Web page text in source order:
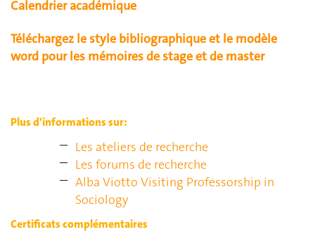
Calendrier académique
Téléchargez le style bibliographique et le modèle
word pour les mémoires de stage et de master
Plus d'informations sur:
Les ateliers de recherche
Les forums de recherche
Alba Viotto Visiting Professorship in
Sociology
Certificats complémentaires